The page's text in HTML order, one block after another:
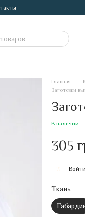
Главная
Заготовки
В наличии
305
Войти
Ткань
Габардин